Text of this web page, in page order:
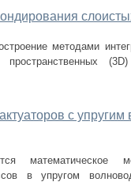
методами
с
математическое
в упругом